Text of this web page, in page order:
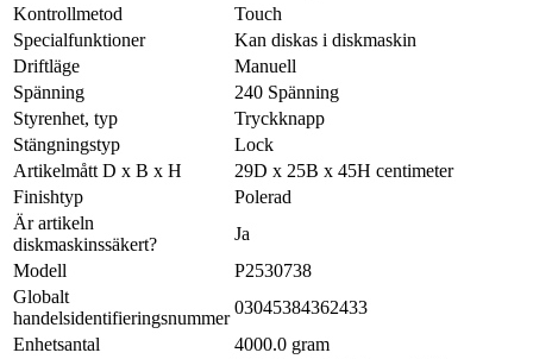
Kontrollmetod
Touch
Specialfunktioner
Kan diskas i diskmaskin
Driftläge
Manuell
Spänning
240 Spänning
Styrenhet, typ
Tryckknapp
Stängningstyp
Lock
Artikelmått D x B x H
29D x 25B x 45H centimeter
Finishtyp
Polerad
Är artikeln
diskmaskinssäkert?
Ja
Modell
P2530738
Globalt
handelsidentifieringsnummer
03045384362433
Enhetsantal
4000.0 gram